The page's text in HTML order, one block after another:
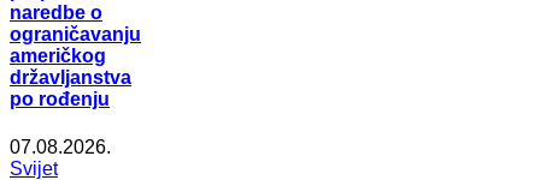
naredbe o
ograničavanju
američkog
državljanstva
po rođenju
07.08.2026.
Svijet